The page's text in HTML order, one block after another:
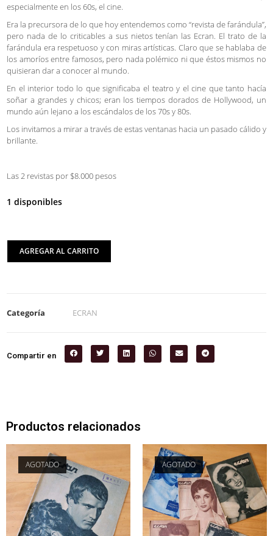
especialmente en los 60s, el cine.
Era la precursora de lo que hoy entendemos como “revista de farándula”,
pero nada de lo criticables a sus nietos tenían las Ecran. El trato de la
farándula era respetuoso y con miras artísticas. Claro que se hablaba de
los amoríos entre famosos, pero nada polémico ni que éstos mismos no
quisieran dar a conocer al mundo.
En el interior todo lo que significaba el teatro y el cine que tanto hacía
soñar a grandes y chicos; eran los tiempos dorados de Hollywood, un
mundo aún lejano a los escándalos de los 70s y 80s.
Los invitamos a mirar a través de estas ventanas hacia un pasado cálido y
brillante.
Las 2 revistas por $8.000 pesos
1 disponibles
AGREGAR AL CARRITO
Categoría ECRAN
Compartir en
Productos relacionados
AGOTADO AGOTADO